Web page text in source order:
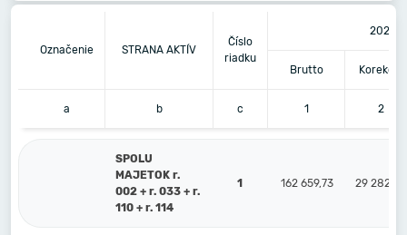
Označenie STRANA AKTÍV
Číslo
riadku
2021
Brutto Korekcia
a b c 1 2
SPOLU
MAJETOK r.
002 + r. 033 + r.
110 + r. 114
1 162 659,73 29 282,75